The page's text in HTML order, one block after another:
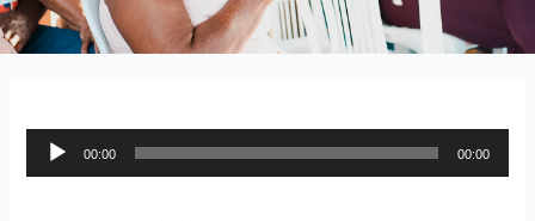
Tocador
00:00 00:00